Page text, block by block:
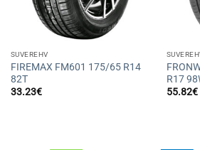
SUVEREHV
FIREMAX FM601 175/65 R14
82T
33.23€
R17
55.82€